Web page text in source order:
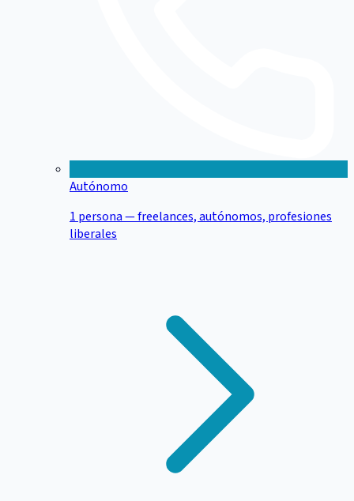
Autónomo
1 persona — freelances, autónomos, profesiones
liberales